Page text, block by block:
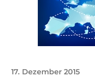
17. Dezember 2015